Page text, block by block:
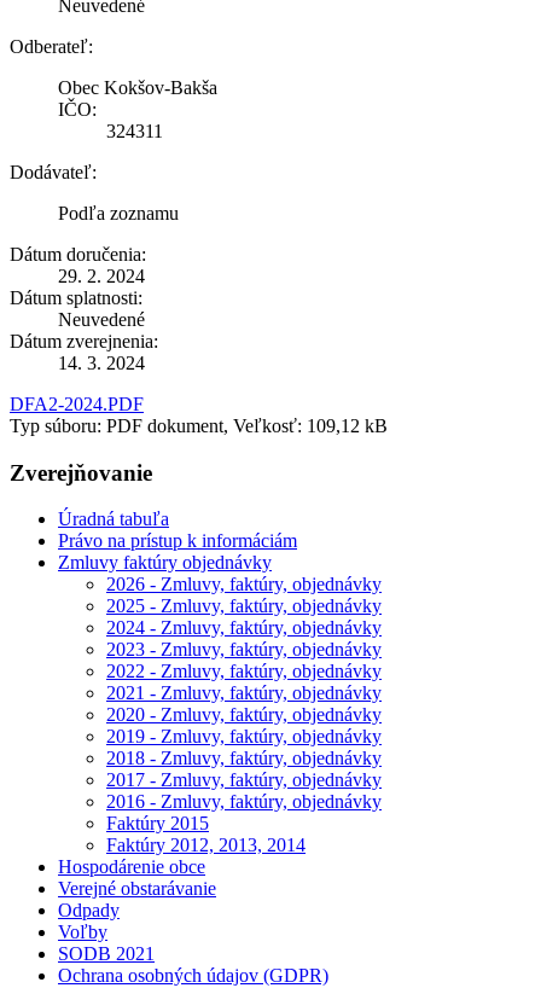
Neuvedené
Odberateľ:
Obec Kokšov-Bakša
IČO:
324311
Dodávateľ:
Podľa zoznamu
Dátum doručenia:
29. 2. 2024
Dátum splatnosti:
Neuvedené
Dátum zverejnenia:
14. 3. 2024
DFA2-2024.PDF
Typ súboru: PDF dokument, Veľkosť: 109,12 kB
Zverejňovanie
Úradná tabuľa
Právo na prístup k informáciám
Zmluvy faktúry objednávky
2026 - Zmluvy, faktúry, objednávky
2025 - Zmluvy, faktúry, objednávky
2024 - Zmluvy, faktúry, objednávky
2023 - Zmluvy, faktúry, objednávky
2022 - Zmluvy, faktúry, objednávky
2021 - Zmluvy, faktúry, objednávky
2020 - Zmluvy, faktúry, objednávky
2019 - Zmluvy, faktúry, objednávky
2018 - Zmluvy, faktúry, objednávky
2017 - Zmluvy, faktúry, objednávky
2016 - Zmluvy, faktúry, objednávky
Faktúry 2015
Faktúry 2012, 2013, 2014
Hospodárenie obce
Verejné obstarávanie
Odpady
Voľby
SODB 2021
Ochrana osobných údajov (GDPR)